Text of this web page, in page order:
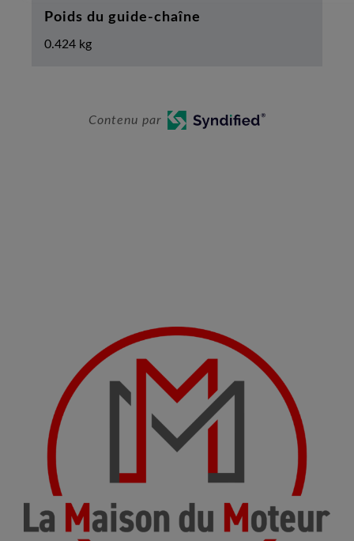
Poids du guide-chaîne
0.424 kg
Contenu par